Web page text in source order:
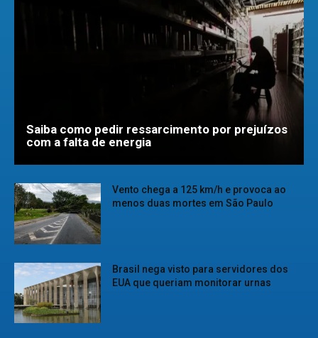
Saiba como pedir ressarcimento por prejuízos
com a falta de energia
Vento chega a 125 km/h e provoca ao
menos duas mortes em São Paulo
Brasil nega visto para servidores dos
EUA que queriam monitorar urnas